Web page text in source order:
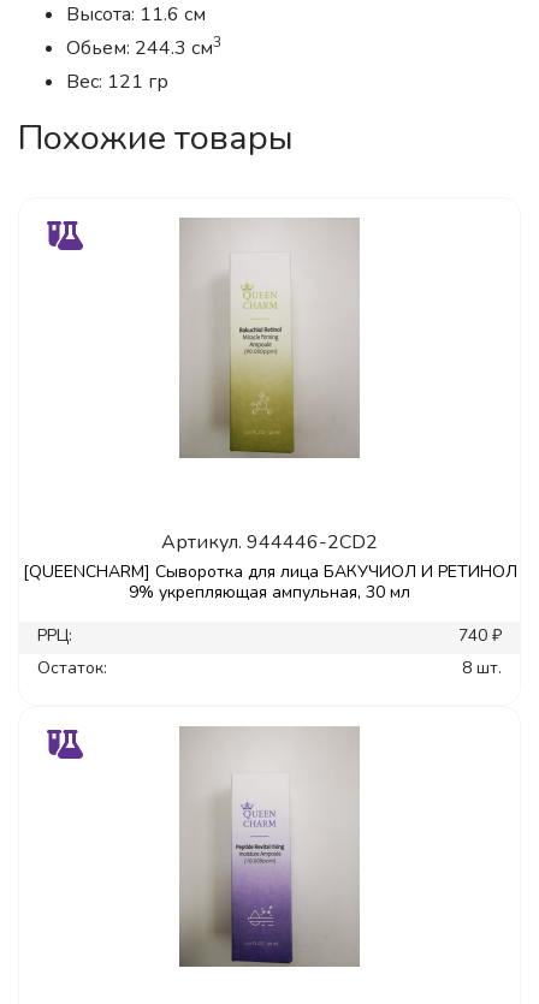
Высота: 11.6 см
Обьем: 244.3 см3
Вес: 121 гр
Похожие товары
Артикул. 944446-2CD2
[QUEENCHARM] Сыворотка для лица БАКУЧИОЛ И РЕТИНОЛ
9% укрепляющая ампульная, 30 мл
РРЦ:
740 ₽
Остаток:
8 шт.